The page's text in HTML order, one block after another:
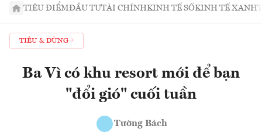
TIÊU ĐIỂMĐẦU TƯTÀI CHÍNHKINH TẾ SỐKINH TẾ XANH
TIÊU & DÙNG
Ba Vì có khu resort mới để bạn
"đổi gió" cuối tuần
Tường Bách